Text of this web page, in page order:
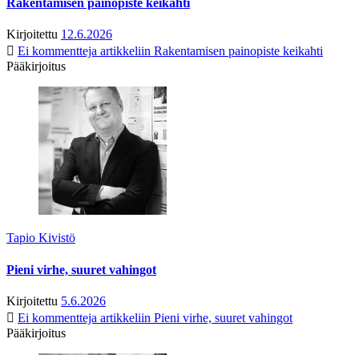
Rakentamisen painopiste keikahti
Kirjoitettu 12.6.2026
Ei kommentteja artikkeliin Rakentamisen painopiste keikahti
Pääkirjoitus
Tapio Kivistö
Pieni virhe, suuret vahingot
Kirjoitettu 5.6.2026
Ei kommentteja artikkeliin Pieni virhe, suuret vahingot
Pääkirjoitus